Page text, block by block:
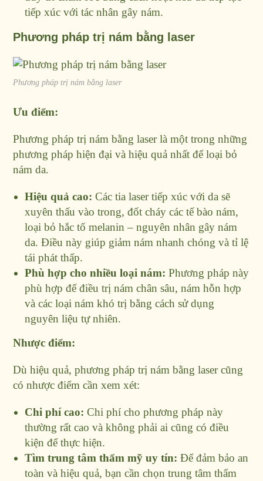
tiếp xúc với tác nhân gây nám.
Phương pháp trị nám bằng laser
Phương pháp trị nám bằng laser
Ưu điểm:
Phương pháp trị nám bằng laser là một trong những
phương pháp hiện đại và hiệu quả nhất để loại bỏ
nám da.
Hiệu quả cao:Các tia laser tiếp xúc với da sẽ
xuyên thấu vào trong, đốt cháy các tế bào nám,
loại bỏ hắc tố melanin – nguyên nhân gây nám
da. Điều này giúp giảm nám nhanh chóng và tỉ lệ
tái phát thấp.
Phù hợp cho nhiều loại nám:Phương pháp này
phù hợp để điều trị nám chân sâu, nám hỗn hợp
và các loại nám khó trị bằng cách sử dụng
nguyên liệu tự nhiên.
Nhược điểm:
Dù hiệu quả, phương pháp trị nám bằng laser cũng
có nhược điểm cần xem xét:
Chi phí cao:Chi phí cho phương pháp này
thường rất cao và không phải ai cũng có điều
kiện để thực hiện.
Tìm trung tâm thẩm mỹ uy tín: Để đảm bảo an
toàn và hiệu quả, bạn cần chọn trung tâm thẩm